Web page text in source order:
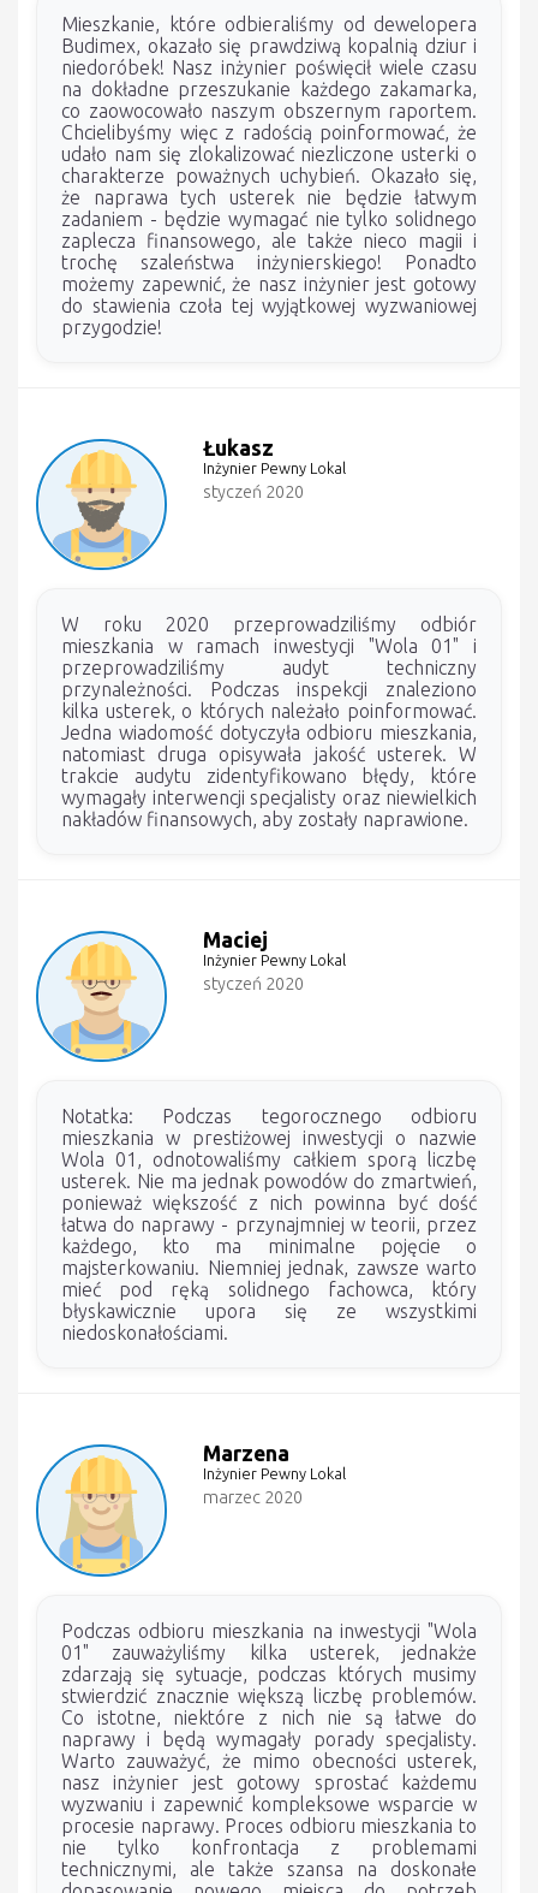
Mieszkanie, które odbieraliśmy od dewelopera
Budimex, okazało się prawdziwą kopalnią dziur i
niedoróbek! Nasz inżynier poświęcił wiele czasu
na dokładne przeszukanie każdego zakamarka,
co zaowocowało naszym obszernym raportem.
Chcielibyśmy więc z radością poinformować, że
udało nam się zlokalizować niezliczone usterki o
charakterze poważnych uchybień. Okazało się,
że naprawa tych usterek nie będzie łatwym
zadaniem - będzie wymagać nie tylko solidnego
zaplecza finansowego, ale także nieco magii i
trochę szaleństwa inżynierskiego! Ponadto
możemy zapewnić, że nasz inżynier jest gotowy
do stawienia czoła tej wyjątkowej wyzwaniowej
przygodzie!
Łukasz
Inżynier Pewny Lokal
styczeń 2020
W roku 2020 przeprowadziliśmy odbiór
mieszkania w ramach inwestycji "Wola 01" i
przeprowadziliśmy audyt techniczny
przynależności. Podczas inspekcji znaleziono
kilka usterek, o których należało poinformować.
Jedna wiadomość dotyczyła odbioru mieszkania,
natomiast druga opisywała jakość usterek. W
trakcie audytu zidentyfikowano błędy, które
wymagały interwencji specjalisty oraz niewielkich
nakładów finansowych, aby zostały naprawione.
Maciej
Inżynier Pewny Lokal
styczeń 2020
Notatka: Podczas tegorocznego odbioru
mieszkania w prestiżowej inwestycji o nazwie
Wola 01, odnotowaliśmy całkiem sporą liczbę
usterek. Nie ma jednak powodów do zmartwień,
ponieważ większość z nich powinna być dość
łatwa do naprawy - przynajmniej w teorii, przez
każdego, kto ma minimalne pojęcie o
majsterkowaniu. Niemniej jednak, zawsze warto
mieć pod ręką solidnego fachowca, który
błyskawicznie upora się ze wszystkimi
niedoskonałościami.
Marzena
Inżynier Pewny Lokal
marzec 2020
Podczas odbioru mieszkania na inwestycji "Wola
01" zauważyliśmy kilka usterek, jednakże
zdarzają się sytuacje, podczas których musimy
stwierdzić znacznie większą liczbę problemów.
Co istotne, niektóre z nich nie są łatwe do
naprawy i będą wymagały porady specjalisty.
Warto zauważyć, że mimo obecności usterek,
nasz inżynier jest gotowy sprostać każdemu
wyzwaniu i zapewnić kompleksowe wsparcie w
procesie naprawy. Proces odbioru mieszkania to
nie tylko konfrontacja z problemami
technicznymi, ale także szansa na doskonałe